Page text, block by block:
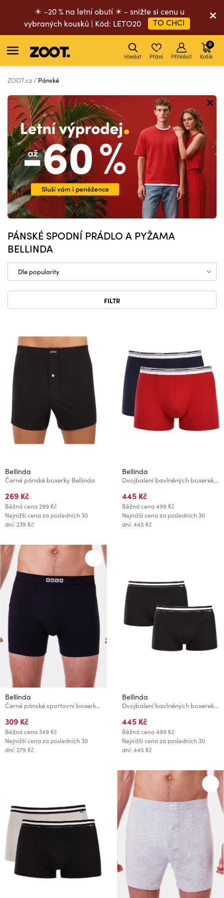
☀ –20 % na letní obutí ☀ - snižte si cenu u
vybraných kousků | Kód: LETO20
TO CHCI
Hledat Přání Přihlásit Košík
0
ZOOT.cz Pánské
PÁNSKÉ SPODNÍ PRÁDLO A PYŽAMA
BELLINDA
FILTR
Bellinda
Černé pánské boxerky Bellinda
269 Kč
Běžná cena299 Kč
Nejnižší cena za posledních 30
dní: 239 Kč
Bellinda
Dvojbalení bavlněných boxerek - červená - modrá
445 Kč
Běžná cena499 Kč
Nejnižší cena za posledních 30
dní: 445 Kč
Bellinda
Černé pánské sportovní boxerky Bellinda SPORT BOXER
309 Kč
Běžná cena349 Kč
Nejnižší cena za posledních 30
dní: 279 Kč
Bellinda
Dvojbalení bavlněných boxerek - černá
445 Kč
Běžná cena499 Kč
Nejnižší cena za posledních 30
dní: 445 Kč